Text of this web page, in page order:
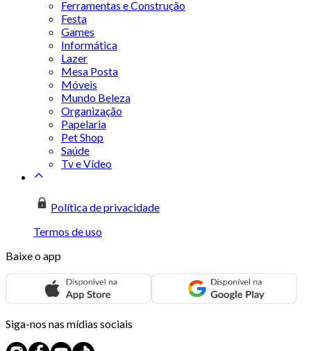
Ferramentas e Construção
Festa
Games
Informática
Lazer
Mesa Posta
Móveis
Mundo Beleza
Organização
Papelaria
Pet Shop
Saúde
Tv e Vídeo
Política de privacidade
Termos de uso
Baixe o app
Siga-nos nas mídias sociais